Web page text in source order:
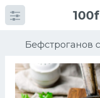
Бефстроганов